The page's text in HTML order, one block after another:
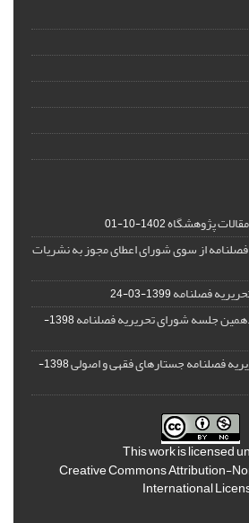
پژوهشگاه1402-10-01
از سوی شورای اعطای مجوز به نشریات
فصلنامه1399-03-24
جلسه شورای تحریریه فصلنامه
1398-
فصلنامه جستارهای فقهی و اصولی
1398-
This work is licensed
Creative Commons Attribution-
International